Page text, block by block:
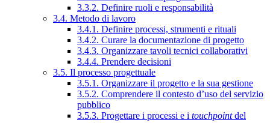
3.3.2. Definire ruoli e responsabilità
3.4. Metodo di lavoro
3.4.1. Definire processi, strumenti e rituali
3.4.2. Curare la documentazione di progetto
3.4.3. Organizzare tavoli tecnici collaborativi
3.4.4. Prendere decisioni
3.5. Il processo progettuale
3.5.1. Organizzare il progetto e la sua gestione
3.5.2. Comprendere il contesto d’uso del servizio
pubblico
3.5.3. Progettare i processi e i touchpointdel